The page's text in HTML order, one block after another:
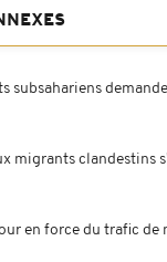
subsahariens
migrants clandestins
en force du trafic